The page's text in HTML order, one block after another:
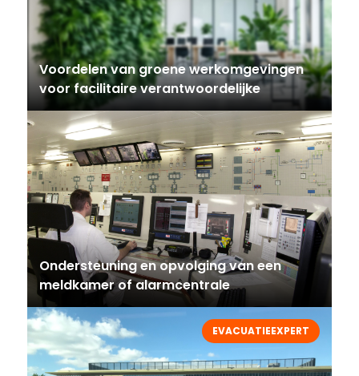
Voordelen van groene werkomgevingen
voor facilitaire verantwoordelijke
Ondersteuning en opvolging van een
meldkamer of alarmcentrale
EVACUATIEEXPERT